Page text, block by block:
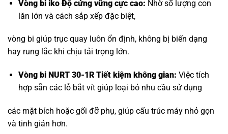
Vòng bi ikoĐộ cứng vững cực cao: Nhờ số lượng con
lăn lớn và cách sắp xếp đặc biệt,
vòng bi giúp trục quay luôn ổn định, không bị biến dạng
hay rung lắc khi chịu tải trọng lớn.
Vòng bi NURT 30-1R Tiết kiệm không gian: Việc tích
hợp sẵn các lỗ bắt vít giúp loại bỏ nhu cầu sử dụng
các mặt bích hoặc gối đỡ phụ, giúp cấu trúc máy nhỏ gọn
và tinh giản hơn.